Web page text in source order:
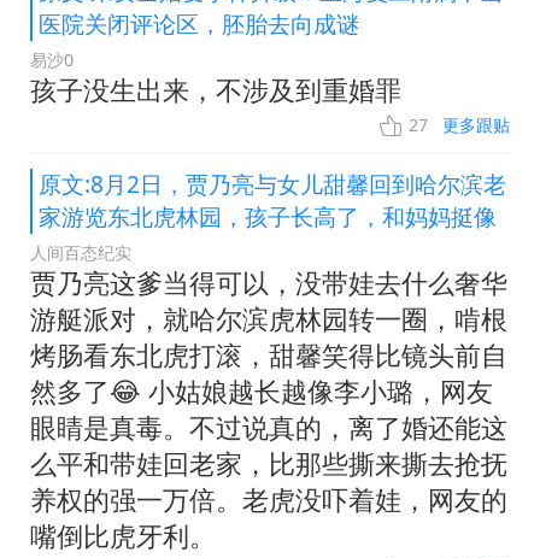
医院关闭评论区，胚胎去向成谜
易沙0
孩子没生出来，不涉及到重婚罪
27 更多跟贴
原文:8月2日，贾乃亮与女儿甜馨回到哈尔滨老
家游览东北虎林园，孩子长高了，和妈妈挺像
人间百态纪实
贾乃亮这爹当得可以，没带娃去什么奢华
游艇派对，就哈尔滨虎林园转一圈，啃根
烤肠看东北虎打滚，甜馨笑得比镜头前自
然多了😂 小姑娘越长越像李小璐，网友
眼睛是真毒。不过说真的，离了婚还能这
么平和带娃回老家，比那些撕来撕去抢抚
养权的强一万倍。老虎没吓着娃，网友的
嘴倒比虎牙利。